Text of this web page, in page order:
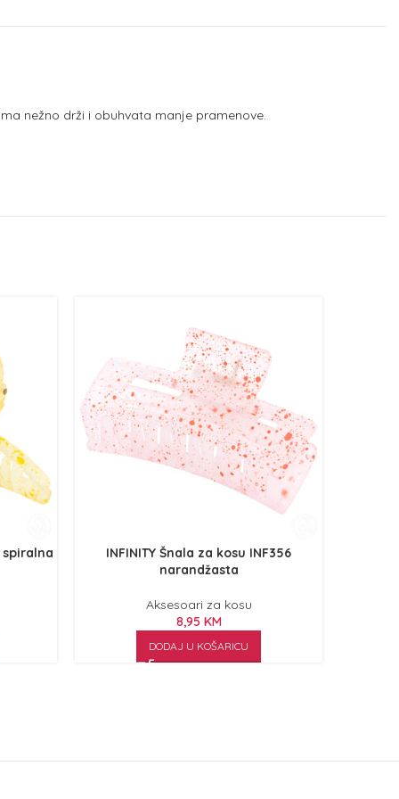
nežno drži i obuhvata manje pramenove.
spiralna
INFINITY Šnala za kosu INF356
narandžasta
Aksesoari za kosu
8,95 KM
DODAJ U KOŠARICU